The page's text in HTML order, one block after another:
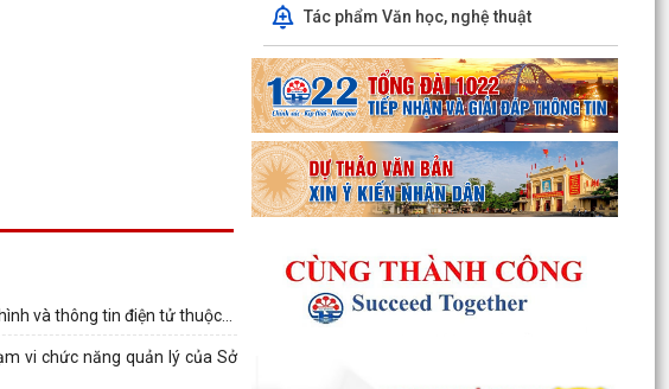
và thông tin điện tử thuộc...
vi chức năng quản lý của Sở
Tác phẩm Văn học, nghệ thuật
Thông báo kết quả Kỳ họp thứ 4 (Kỳ họp thường
lệ giữa năm 2026) HĐND phường khoá II, nhiệm
kỳ 2026...
Thông báo Lịch công tác tuần 31 của lãnh đạo
UBND phường Lê Ích Mộc (Từ 27/7 -
Thông báo về việc cảnh giác với các hành vi giả
mạo cơ quan nhà nước để lừa đảo chiếm đoạt
tài sản...